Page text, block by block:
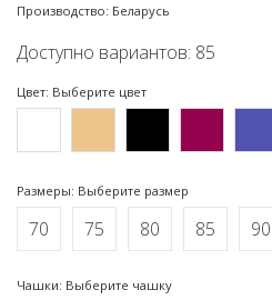
Производство: Беларусь
Доступно вариантов: 85
Цвет: Выберите цвет
Размеры: Выберите размер
70 75 80 85 90
Чашки: Выберите чашку